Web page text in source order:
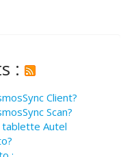
:
Client?
Scan?
tablette Autel